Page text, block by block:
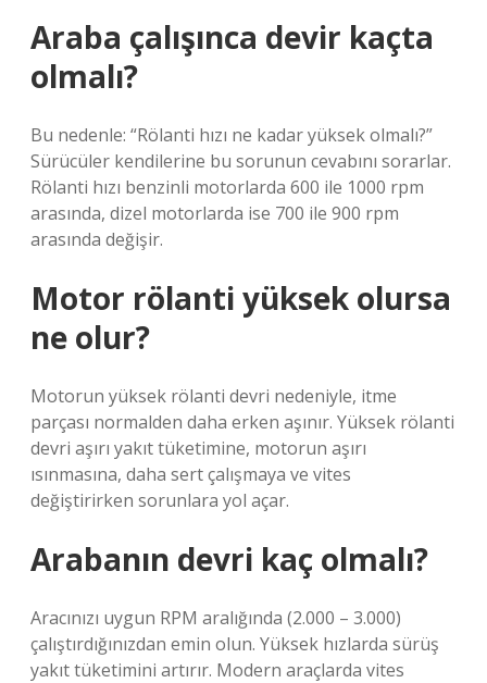
Araba çalışınca devir kaçta
olmalı?
Bu nedenle: “Rölanti hızı ne kadar yüksek olmalı?”
Sürücüler kendilerine bu sorunun cevabını sorarlar.
Rölanti hızı benzinli motorlarda 600 ile 1000 rpm
arasında, dizel motorlarda ise 700 ile 900 rpm
arasında değişir.
Motor rölanti yüksek olursa
ne olur?
Motorun yüksek rölanti devri nedeniyle, itme
parçası normalden daha erken aşınır. Yüksek rölanti
devri aşırı yakıt tüketimine, motorun aşırı
ısınmasına, daha sert çalışmaya ve vites
değiştirirken sorunlara yol açar.
Arabanın devri kaç olmalı?
Aracınızı uygun RPM aralığında (2.000 – 3.000)
çalıştırdığınızdan emin olun. Yüksek hızlarda sürüş
yakıt tüketimini artırır. Modern araçlarda vites